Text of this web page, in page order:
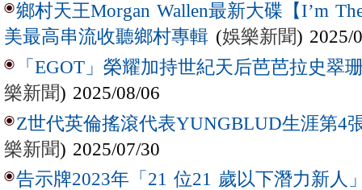
鄉村天王Morgan Wallen最新大碟【I’m
美最高串流收聽鄉村專輯 (娛樂新聞) 2025/
「EGOT」榮耀加持世紀天后芭芭拉史翠
樂新聞) 2025/08/06
Z世代英倫搖滾代表YUNGBLUD生涯第4
樂新聞) 2025/07/30
告示牌2023年「21 位21 歲以下潛力新人